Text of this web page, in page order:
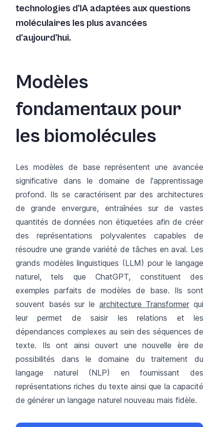
technologies d'IA adaptées aux questions
moléculaires les plus avancées
d'aujourd'hui.
Modèles
fondamentaux pour
les biomolécules
Les modèles de base représentent une avancée
significative dans le domaine de l'apprentissage
profond. Ils se caractérisent par des architectures
de grande envergure, entraînées sur de vastes
quantités de données non étiquetées afin de créer
des représentations polyvalentes capables de
résoudre une grande variété de tâches en aval. Les
grands modèles linguistiques (LLM) pour le langage
naturel, tels que ChatGPT, constituent des
exemples parfaits de modèles de base. Ils sont
souvent basés sur le architecture Transformer qui
leur permet de saisir les relations et les
dépendances complexes au sein des séquences de
texte. Ils ont ainsi ouvert une nouvelle ère de
possibilités dans le domaine du traitement du
langage naturel (NLP) en fournissant des
représentations riches du texte ainsi que la capacité
de générer un langage naturel nouveau mais fidèle.